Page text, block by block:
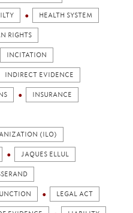
HEALTH SYSTEM
RIGHTS
INCITATION
INDIRECT EVIDENCE
INSURANCE
(ILO)
JAQUES ELLUL
LEGAL ACT